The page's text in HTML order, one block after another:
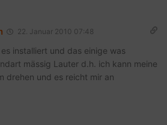
22. Januar 2010 07:48
installiert und das einige was
mässig Lauter d.h. ich kann meine
drehen und es reicht mir an